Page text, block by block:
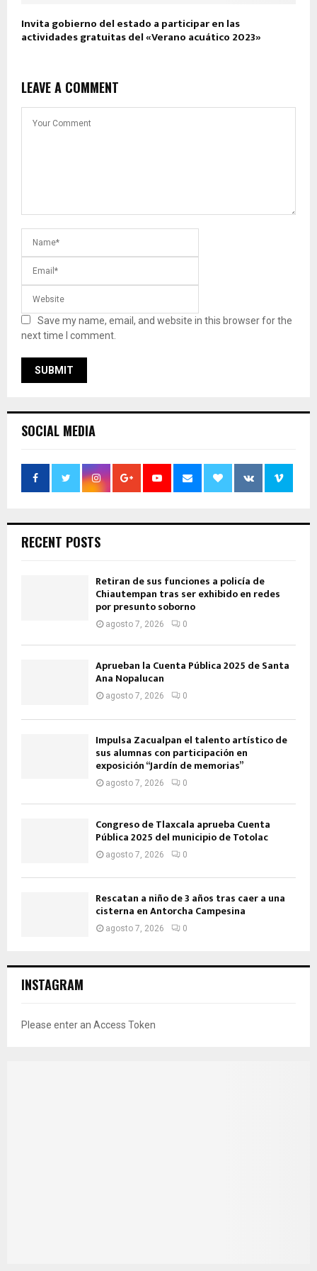
Invita gobierno del estado a participar en las
actividades gratuitas del «Verano acuático 2023»
LEAVE A COMMENT
Save my name, email, and website in this browser for the
next time I comment.
SOCIAL MEDIA
RECENT POSTS
Retiran de sus funciones a policía de
Chiautempan tras ser exhibido en redes
por presunto soborno
agosto 7, 2026 0
Aprueban la Cuenta Pública 2025 de Santa
Ana Nopalucan
agosto 7, 2026 0
Impulsa Zacualpan el talento artístico de
sus alumnas con participación en
exposición “Jardín de memorias”
agosto 7, 2026 0
Congreso de Tlaxcala aprueba Cuenta
Pública 2025 del municipio de Totolac
agosto 7, 2026 0
Rescatan a niño de 3 años tras caer a una
cisterna en Antorcha Campesina
agosto 7, 2026 0
INSTAGRAM
Please enter an Access Token